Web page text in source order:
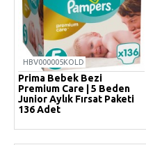
HBV000005KOLD
Prima Bebek Bezi
Premium Care | 5 Beden
Junior Aylık Fırsat Paketi
136 Adet